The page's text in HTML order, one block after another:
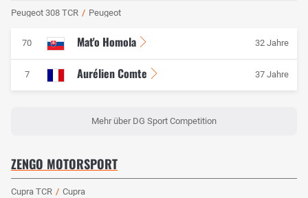
Peugeot 308 TCR / Peugeot
70 Mat'o Homola 32 Jahre
7 Aurélien Comte 37 Jahre
Mehr über DG Sport Competition
ZENGO MOTORSPORT
Cupra TCR / Cupra